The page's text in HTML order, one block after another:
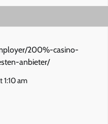
200%-casino-
anbieter/
1:10 am